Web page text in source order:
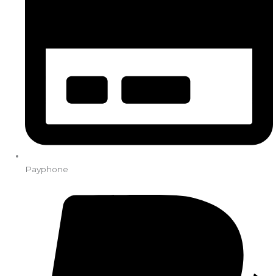
Payphone